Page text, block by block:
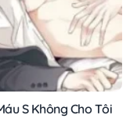
S Không Cho Tôi